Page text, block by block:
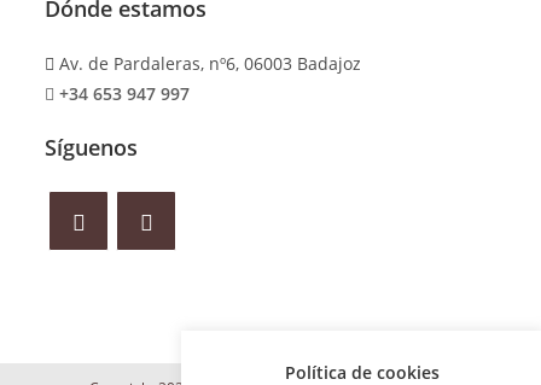
Dónde estamos
Av. de Pardaleras, nº6, 06003 Badajoz
+34 653 947 997
Síguenos
Política de cookies